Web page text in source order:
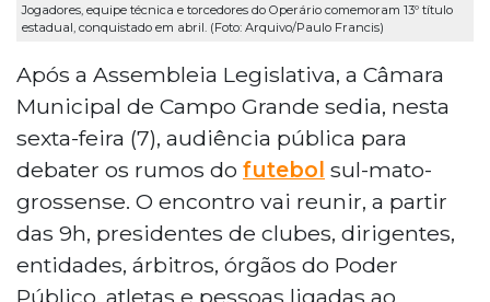
Jogadores, equipe técnica e torcedores do Operário comemoram 13º título
estadual, conquistado em abril. (Foto: Arquivo/Paulo Francis)
Após a Assembleia Legislativa, a Câmara
Municipal de Campo Grande sedia, nesta
sexta-feira (7), audiência pública para
debater os rumos do futebol sul-mato-
grossense. O encontro vai reunir, a partir
das 9h, presidentes de clubes, dirigentes,
entidades, árbitros, órgãos do Poder
Público, atletas e pessoas ligadas ao